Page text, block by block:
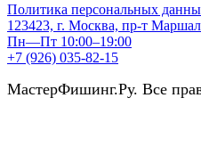
Политика персональных
123423, г. Москва, пр-т
Пн—Пт 10:00–19:00
+7 (926) 035-82-15
МастерФишинг.Ру. Все